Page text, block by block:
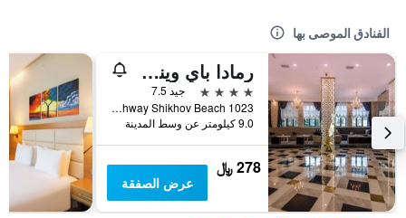
الفنادق الموصى بها
رمادا باي ويندام باكو
4 نجوم
جيد 7.5
Salyan Highway Shikhov Beach 1023, باكو, أذربيجان
9.0 كيلومتر عن وسط المدينة
278 ﷼
عرض الصفقة